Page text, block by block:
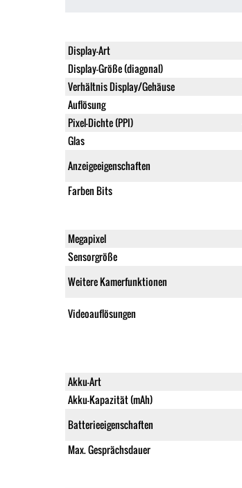
Display-Art
Display-Größe (diagonal)
Verhältnis Display/Gehäuse
Auflösung
Pixel-Dichte (PPI)
Glas
Anzeigeeigenschaften
Farben Bits
Megapixel
Sensorgröße
Weitere Kamerfunktionen
Videoauflösungen
Akku-Art
Akku-Kapazität (mAh)
Batterieeigenschaften
Max. Gesprächsdauer